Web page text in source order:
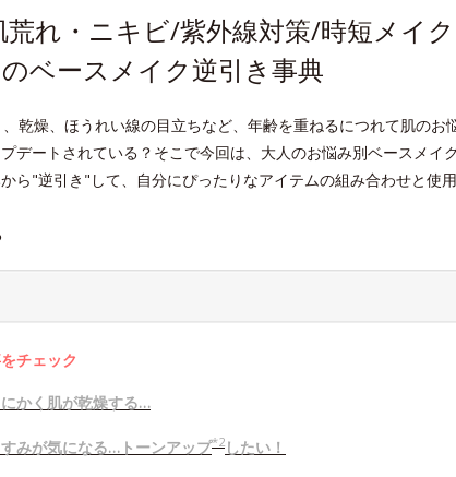
荒れ・ニキビ/紫外線対策/時短メイ
ベースメイク逆引き事典
乾燥、ほうれい線の目立ちなど、年齢を重ねるにつれて肌の
デートされている？そこで今回は、大人のお悩み別ベースメイ
ら"逆引き"して、自分にぴったりなアイテムの組み合わせと使
チェック
かく肌が乾燥する…
みが気になる…トーンアップ*2 したい！